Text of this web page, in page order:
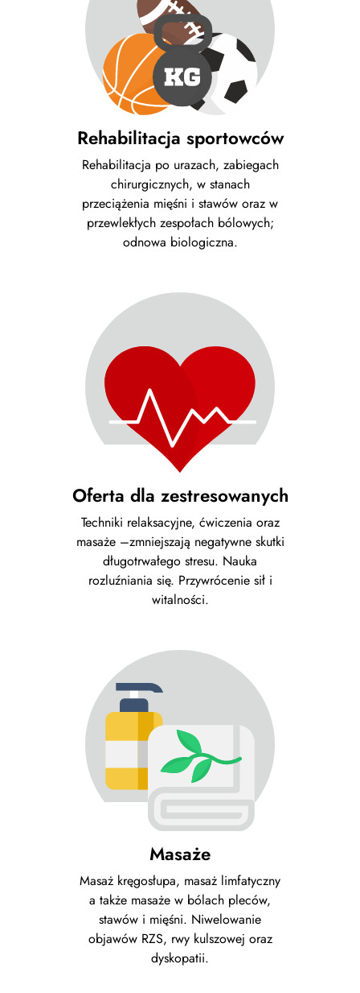
Rehabilitacja sportowców
Rehabilitacja po urazach, zabiegach
chirurgicznych, w stanach
przeciążenia mięśni i stawów oraz w
przewlekłych zespołach bólowych;
odnowa biologiczna.
Oferta dla zestresowanych
Techniki relaksacyjne, ćwiczenia oraz
masaże –zmniejszają negatywne skutki
długotrwałego stresu. Nauka
rozluźniania się. Przywrócenie sił i
witalności.
Masaże
Masaż kręgosłupa, masaż limfatyczny
a także masaże w bólach pleców,
stawów i mięśni. Niwelowanie
objawów RZS, rwy kulszowej oraz
dyskopatii.